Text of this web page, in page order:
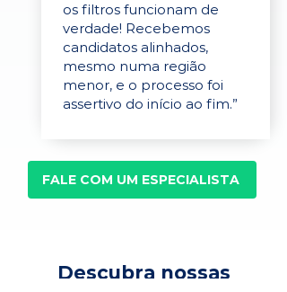
os filtros funcionam de
verdade! Recebemos
candidatos alinhados,
mesmo numa região
menor, e o processo foi
assertivo do início ao fim.”
FALE COM UM ESPECIALISTA
Descubra nossas